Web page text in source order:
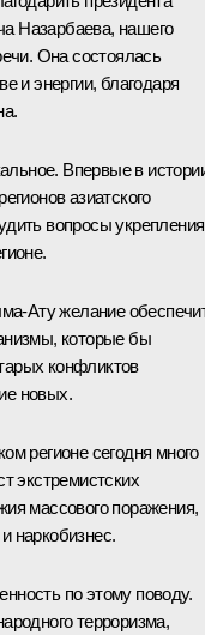
Назарбаева, нашего
Она состоялась
и энергии, благодаря
Впервые в
азиатского
вопросы укрепления
Ату желание
которые бы
конфликтов
новых.
регионе сегодня много
экстремистских
массового поражения,
наркобизнес.
по этому поводу.
терроризма,